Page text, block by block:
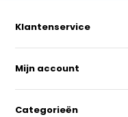
Klantenservice
Mijn account
Categorieën